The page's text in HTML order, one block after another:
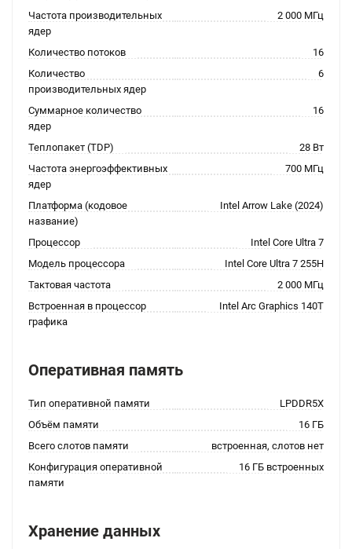
Частота производительных
ядер
2 000 МГц
Количество потоков
16
Количество
производительных ядер
6
Суммарное количество
ядер
16
Теплопакет (TDP)
28 Вт
Частота энергоэффективных
ядер
700 МГц
Платформа (кодовое
название)
Intel Arrow Lake (2024)
Процессор
Intel Core Ultra 7
Модель процессора
Intel Core Ultra 7 255H
Тактовая частота
2 000 МГц
Встроенная в процессор
графика
Intel Arc Graphics 140T
Оперативная память
Тип оперативной памяти
LPDDR5X
Объём памяти
16 ГБ
Всего слотов памяти
встроенная, слотов нет
Конфигурация оперативной
памяти
16 ГБ встроенных
Хранение данных